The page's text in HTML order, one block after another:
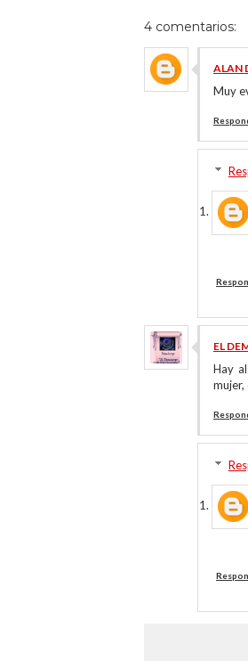
4 comentarios:
ALAN
Muy
EL
Hay
mujer,